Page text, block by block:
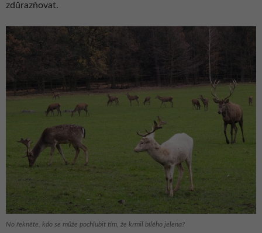
zdůrazňovat.
No řekněte, kdo se může pochlubit tím, že krmil bílého jelena?